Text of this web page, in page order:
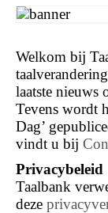
Welkom bij
laatste nieuws
Tevens wordt
Dag’
vindt u bij
Privacybeleid
Taalbank
deze